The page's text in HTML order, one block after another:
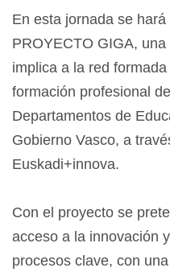
En esta jornada se
PROYECTO GIGA,
implica a la red
formación profesional
Departamentos de
Gobierno Vasco, a
Euskadi+innova.
Con el proyecto se
acceso a la innovación
procesos clave, con